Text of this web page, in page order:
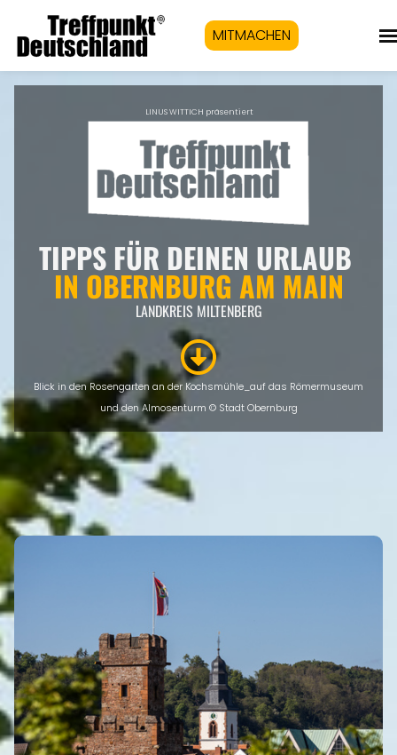
MITMACHEN
LINUS WITTICH präsentiert
TIPPS FÜR DEINEN URLAUB
IN OBERNBURG AM MAIN
LANDKREIS MILTENBERG
Blick in den Rosengarten an der Kochsmühle_auf das Römermuseum
und den Almosenturm © Stadt Obernburg
INTRO